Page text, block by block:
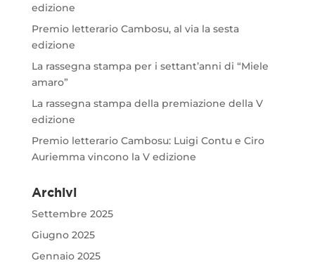
edizione
Premio letterario Cambosu, al via la sesta
edizione
La rassegna stampa per i settant’anni di “Miele
amaro”
La rassegna stampa della premiazione della V
edizione
Premio letterario Cambosu: Luigi Contu e Ciro
Auriemma vincono la V edizione
Archivi
Settembre 2025
Giugno 2025
Gennaio 2025